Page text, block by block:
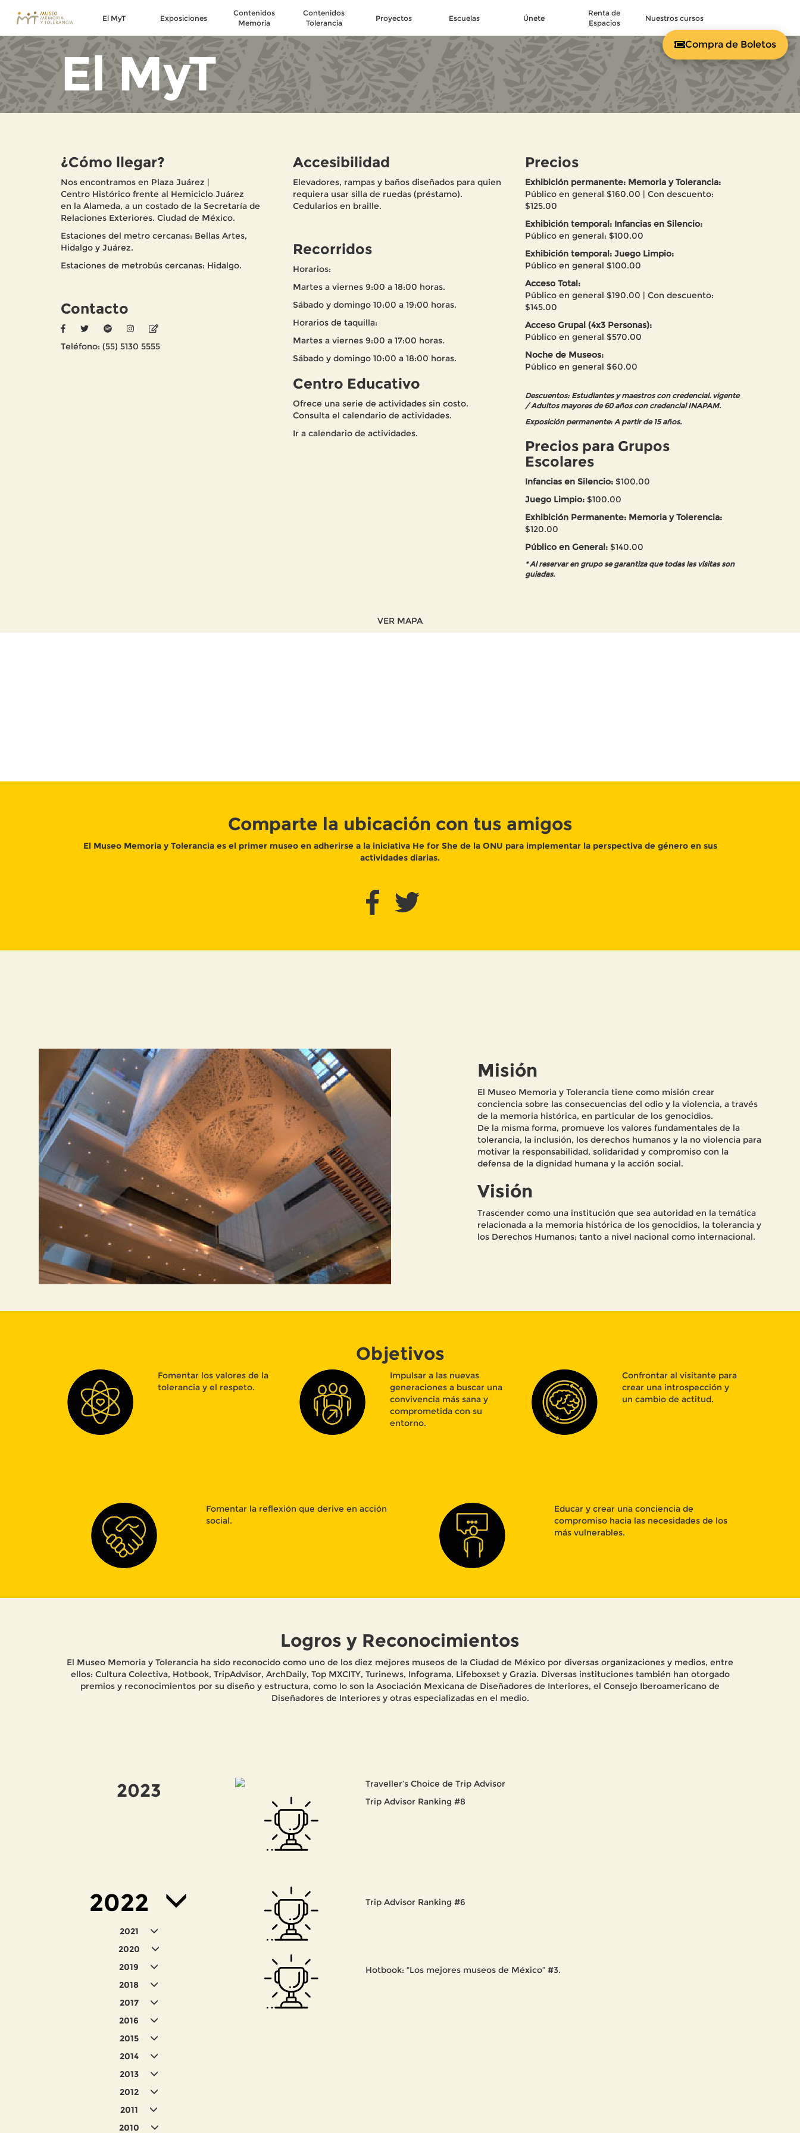
El MyT Exposiciones
Contenidos
Memoria
Contenidos
Tolerancia
Proyectos Escuelas Únete
Renta de
Espacios
Nuestros cursos
El MyT
¿Cómo llegar?
Nos encontramos en Plaza Juárez |
Centro Histórico frente al Hemiciclo Juárez
en la Alameda, a un costado de la Secretaría de
Relaciones Exteriores. Ciudad de México.
Estaciones del metro cercanas: Bellas Artes,
Hidalgo y Juárez.
Estaciones de metrobús cercanas: Hidalgo.
Contacto
Teléfono: (55) 5130 5555
Accesibilidad
Elevadores, rampas y baños diseñados para quien
requiera usar silla de ruedas (préstamo).
Cedularios en braille.
Recorridos
Horarios:
Martes a viernes 9:00 a 18:00 horas.
Sábado y domingo 10:00 a 19:00 horas.
Horarios de taquilla:
Martes a viernes 9:00 a 17:00 horas.
Sábado y domingo 10:00 a 18:00 horas.
Centro Educativo
Ofrece una serie de actividades sin costo.
Consulta el calendario de actividades.
Ir a calendario de actividades.
Precios
Exhibición permanente: Memoria y Tolerancia:
Público en general $160.00 | Con descuento:
$125.00
Exhibición temporal: Infancias en Silencio:
Público en general: $100.00
Exhibición temporal: Juego Limpio:
Público en general $100.00
Acceso Total:
Público en general $190.00 | Con descuento:
$145.00
Acceso Grupal (4x3 Personas):
Público en general $570.00
Noche de Museos:
Público en general $60.00
Descuentos: Estudiantes y maestros con credencial. vigente
/ Adultos mayores de 60 años con credencial INAPAM.
Exposición permanente: A partir de 15 años.
Precios para Grupos
Escolares
Infancias en Silencio: $100.00
Juego Limpio: $100.00
Exhibición Permanente: Memoria y Tolerencia:
$120.00
Público en General: $140.00
* Al reservar en grupo se garantiza que todas las visitas son
guiadas.
VER MAPA
Comparte la ubicación con tus amigos
El Museo Memoria y Tolerancia es el primer museo en adherirse a la iniciativa He for She de la ONU para implementar la perspectiva de género en sus
actividades diarias.
Misión
El Museo Memoria y Tolerancia tiene como misión crear
conciencia sobre las consecuencias del odio y la violencia, a través
de la memoria histórica, en particular de los genocidios.
De la misma forma, promueve los valores fundamentales de la
tolerancia, la inclusión, los derechos humanos y la no violencia para
motivar la responsabilidad, solidaridad y compromiso con la
defensa de la dignidad humana y la acción social.
Visión
Trascender como una institución que sea autoridad en la temática
relacionada a la memoria histórica de los genocidios, la tolerancia y
los Derechos Humanos; tanto a nivel nacional como internacional.
Objetivos
Fomentar los valores de la
tolerancia y el respeto.
Impulsar a las nuevas
generaciones a buscar una
convivencia más sana y
comprometida con su
entorno.
Confrontar al visitante para
crear una introspección y
un cambio de actitud.
Fomentar la reflexión que derive en acción
social.
Educar y crear una conciencia de
compromiso hacia las necesidades de los
más vulnerables.
Logros y Reconocimientos
El Museo Memoria y Tolerancia ha sido reconocido como uno de los diez mejores museos de la Ciudad de México por diversas organizaciones y medios, entre
ellos: Cultura Colectiva, Hotbook, TripAdvisor, ArchDaily, Top MXCITY, Turinews, Infograma, Lifeboxset y Grazia. Diversas instituciones también han otorgado
premios y reconocimientos por su diseño y estructura, como lo son la Asociación Mexicana de Diseñadores de Interiores, el Consejo Iberoamericano de
Diseñadores de Interiores y otras especializadas en el medio.
2023
Traveller’s Choice de Trip Advisor
Trip Advisor Ranking #8
2022
2021
2020
2019
2018
2017
2016
2015
2014
2013
2012
2011
2010
Trip Advisor Ranking #6
Hotbook: “Los mejores museos de México” #3.
Compra de Boletos